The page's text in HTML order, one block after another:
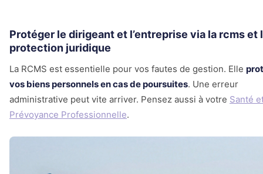
Protéger le dirigeant et l’entreprise via la rcms et
protection juridique
La RCMS est essentielle pour vos fautes de gestion. Elle
vos biens personnels en cas de poursuites. Une erreur
administrative peut vite arriver. Pensez aussi à votre Santé
Prévoyance Professionnelle.